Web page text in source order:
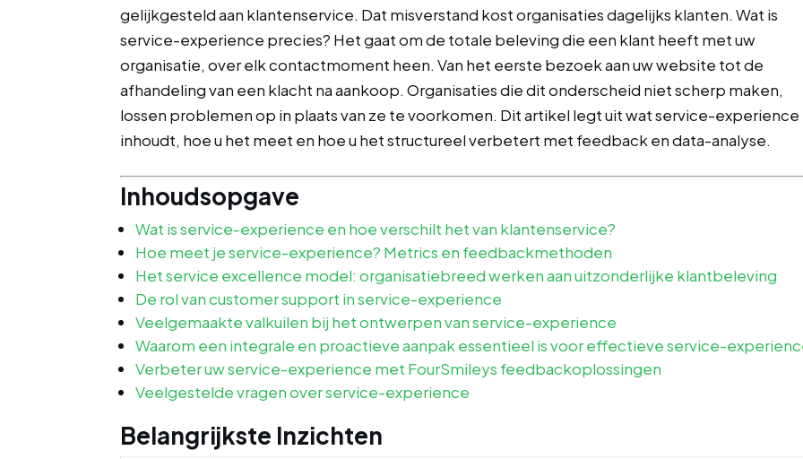
gelijkgesteld aan klantenservice. Dat misverstand kost organisaties dagelijks klanten. Wat is
service-experience precies? Het gaat om de totale beleving die een klant heeft met uw
organisatie, over elk contactmoment heen. Van het eerste bezoek aan uw website tot de
afhandeling van een klacht na aankoop. Organisaties die dit onderscheid niet scherp maken,
lossen problemen op in plaats van ze te voorkomen. Dit artikel legt uit wat service-experience
inhoudt, hoe u het meet en hoe u het structureel verbetert met feedback en data-analyse.
Inhoudsopgave
Wat is service-experience en hoe verschilt het van klantenservice?
Hoe meet je service-experience? Metrics en feedbackmethoden
Het service excellence model: organisatiebreed werken aan uitzonderlijke klantbeleving
De rol van customer support in service-experience
Veelgemaakte valkuilen bij het ontwerpen van service-experience
Waarom een integrale en proactieve aanpak essentieel is voor effectieve service-
Verbeter uw service-experience met FourSmileys feedbackoplossingen
Veelgestelde vragen over service-experience
Belangrijkste Inzichten